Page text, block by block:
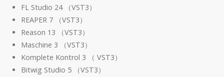
FL Studio 24 （VST3）
REAPER 7 （VST3）
Reason 13 （VST3）
Maschine 3 （VST3）
Komplete Kontrol 3 （ VST3）
Bitwig Studio 5 （VST3）